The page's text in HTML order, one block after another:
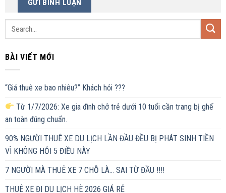
BÀI VIẾT MỚI
“Giá thuê xe bao nhiêu?” Khách hỏi ???
Từ 1/7/2026: Xe gia đình chở trẻ dưới 10 tuổi cần trang bị ghế
an toàn đúng chuẩn.
90% NGƯỜI THUÊ XE DU LỊCH LẦN ĐẦU ĐỀU BỊ PHÁT SINH TIỀN
VÌ KHÔNG HỎI 5 ĐIỀU NÀY
7 NGƯỜI MÀ THUÊ XE 7 CHỖ LÀ… SAI TỪ ĐẦU !!!!
THUÊ XE ĐI DU LỊCH HÈ 2026 GIÁ RẺ